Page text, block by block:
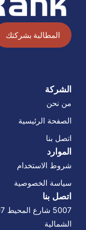
المطالبة بشركتك
الشركة
من نحن
الصفحة الرئيسية
اتصل بنا
الموارد
شروط الاستخدام
سياسة الخصوصية
اتصل بنا
الشمالية